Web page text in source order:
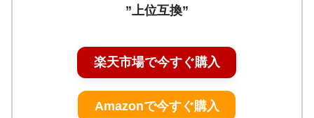
”上位互換”
楽天市場で今すぐ購入
Amazonで今すぐ購入